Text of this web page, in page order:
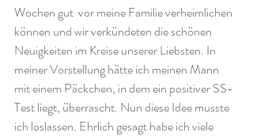
Wochen gut  vor meine Familie verheimlichen
können und wir verkündeten die schönen
Neuigkeiten im Kreise unserer Liebsten. In
meiner Vorstellung hätte ich meinen Mann
mit einem Päckchen, in dem ein positiver SS-
Test liegt, überrascht. Nun diese Idee musste
ich loslassen. Ehrlich gesagt habe ich viele